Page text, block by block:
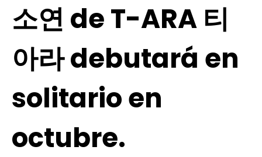
소연 de T-ARA 티
아라 debutará en
solitario en
octubre.